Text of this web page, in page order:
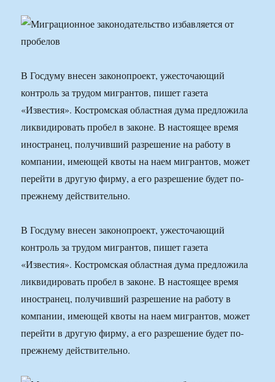
В Госдуму внесен законопроект, ужесточающий
контроль за трудом мигрантов, пишет газета
«Известия». Костромская областная дума предложила
ликвидировать пробел в законе. В настоящее время
иностранец, получивший разрешение на работу в
компании, имеющей квоты на наем мигрантов, может
перейти в другую фирму, а его разрешение будет по-
прежнему действительно.
В Госдуму внесен законопроект, ужесточающий
контроль за трудом мигрантов, пишет газета
«Известия». Костромская областная дума предложила
ликвидировать пробел в законе. В настоящее время
иностранец, получивший разрешение на работу в
компании, имеющей квоты на наем мигрантов, может
перейти в другую фирму, а его разрешение будет по-
прежнему действительно.